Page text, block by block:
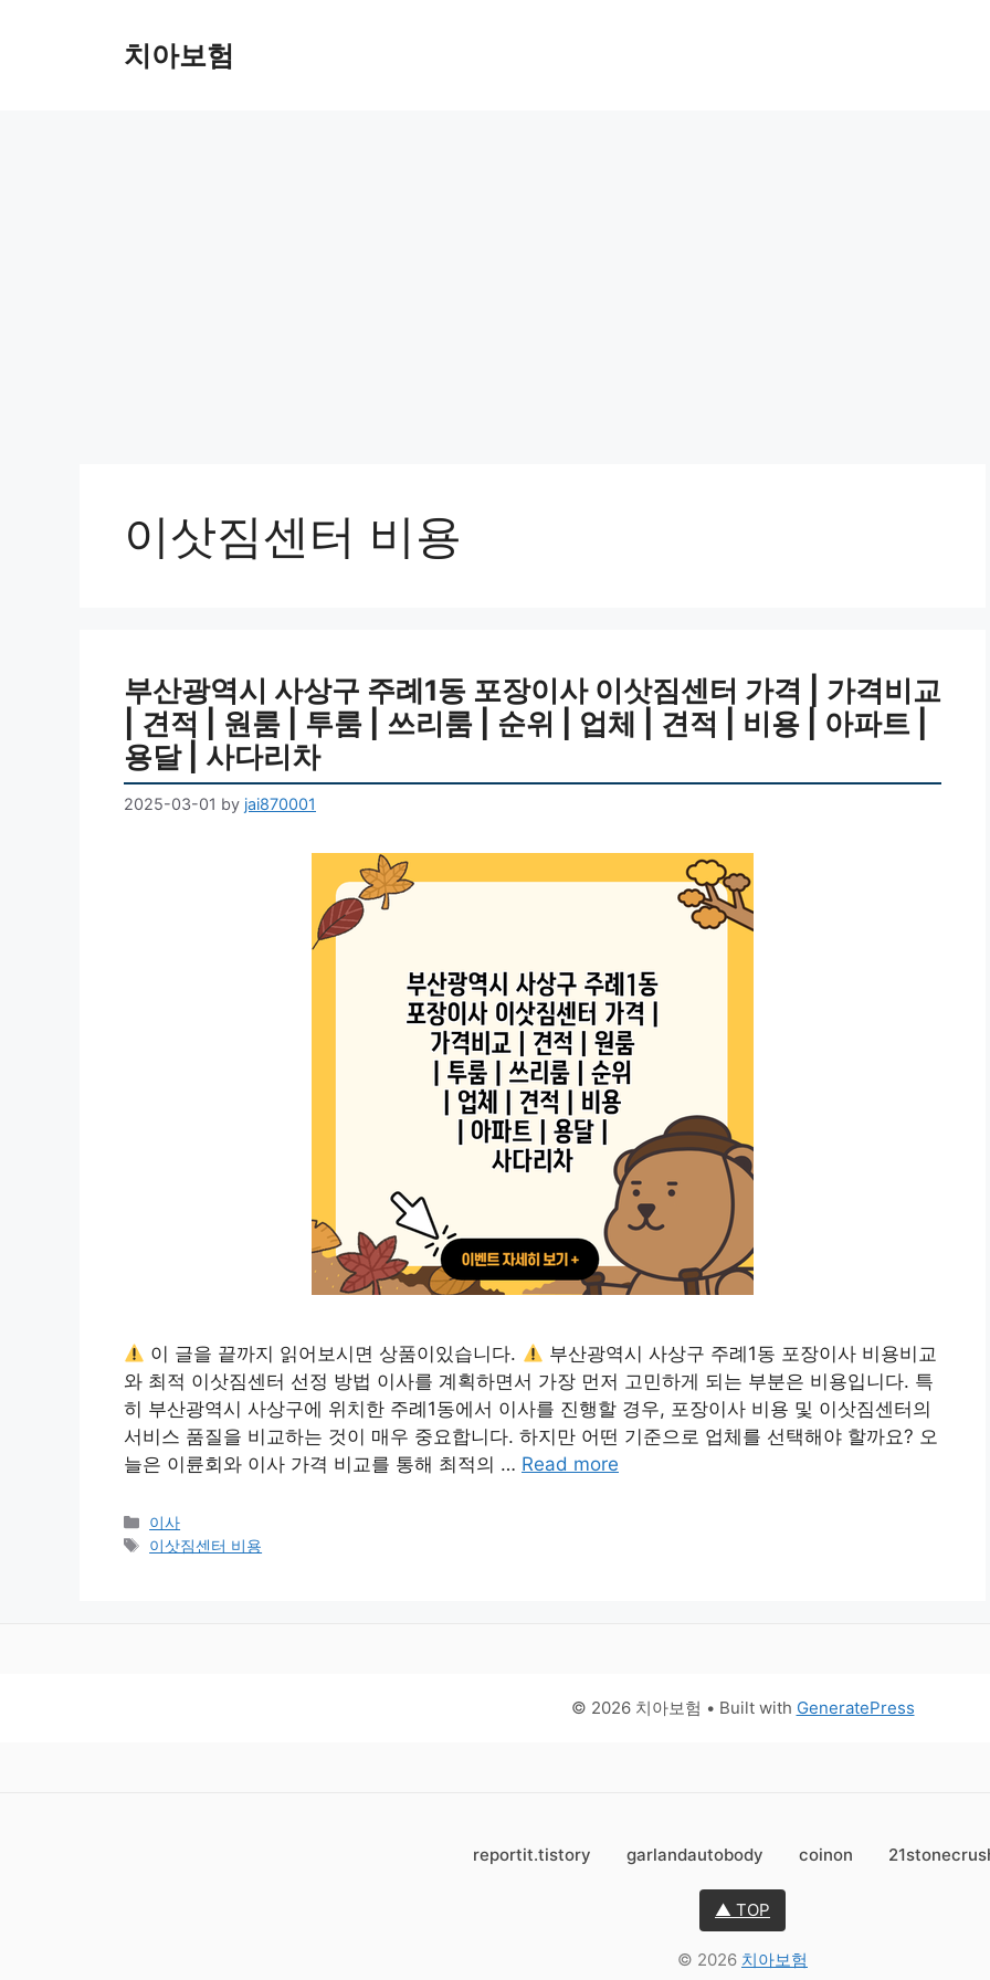
치아보험
이삿짐센터 비용
부산광역시 사상구 주례1동 포장이사 이삿짐센터 가격 | 가격비교
| 견적 | 원룸 | 투룸 | 쓰리룸 | 순위 | 업체 | 견적 | 비용 | 아파트 |
용달 | 사다리차
2025-03-01 by jai870001
이 글을 끝까지 읽어보시면 상품이있습니다.
부산광역시 사상구 주례1동 포장이사 비용비교
와 최적 이삿짐센터 선정 방법 이사를 계획하면서 가장 먼저 고민하게 되는 부분은 비용입니다. 특
히 부산광역시 사상구에 위치한 주례1동에서 이사를 진행할 경우, 포장이사 비용 및 이삿짐센터의
서비스 품질을 비교하는 것이 매우 중요합니다. 하지만 어떤 기준으로 업체를 선택해야 할까요? 오
늘은 이륜회와 이사 가격 비교를 통해 최적의 … Read more
Categories
이사
Tags
이삿짐센터 비용
© 2026 치아보험 • Built with GeneratePress
reportit.tistory garlandautobody coinon
▲ TOP
© 2026 치아보험